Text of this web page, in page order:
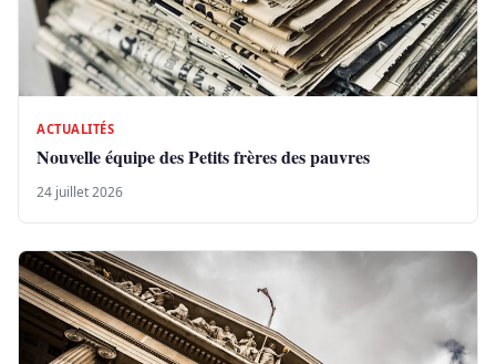
ACTUALITÉS
Nouvelle équipe des Petits frères des pauvres
24 juillet 2026